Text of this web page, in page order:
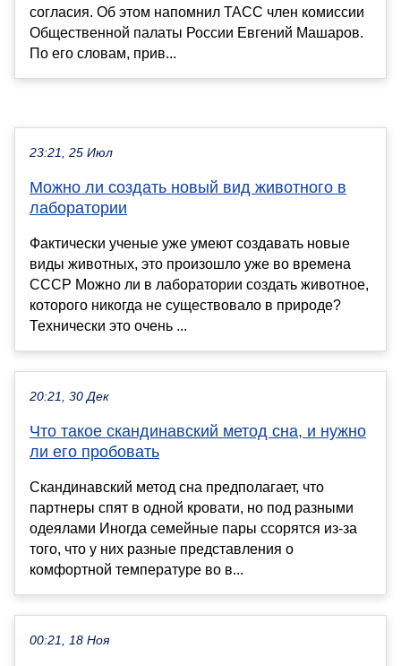
согласия. Об этом напомнил ТАСС член комиссии
Общественной палаты России Евгений Машаров.
По его словам, прив...
23:21, 25 Июл
Можно ли создать новый вид животного в
лаборатории
Фактически ученые уже умеют создавать новые
виды животных, это произошло уже во времена
СССР Можно ли в лаборатории создать животное,
которого никогда не существовало в природе?
Технически это очень ...
20:21, 30 Дек
Что такое скандинавский метод сна, и нужно
ли его пробовать
Скандинавский метод сна предполагает, что
партнеры спят в одной кровати, но под разными
одеялами Иногда семейные пары ссорятся из-за
того, что у них разные представления о
комфортной температуре во в...
00:21, 18 Ноя